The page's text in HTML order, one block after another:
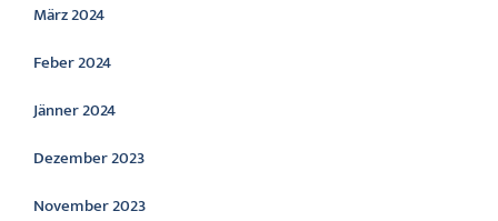
März 2024
Feber 2024
Jänner 2024
Dezember 2023
November 2023